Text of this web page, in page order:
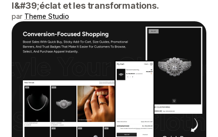
l&#39;éclat et les transformations.
par Theme Studio